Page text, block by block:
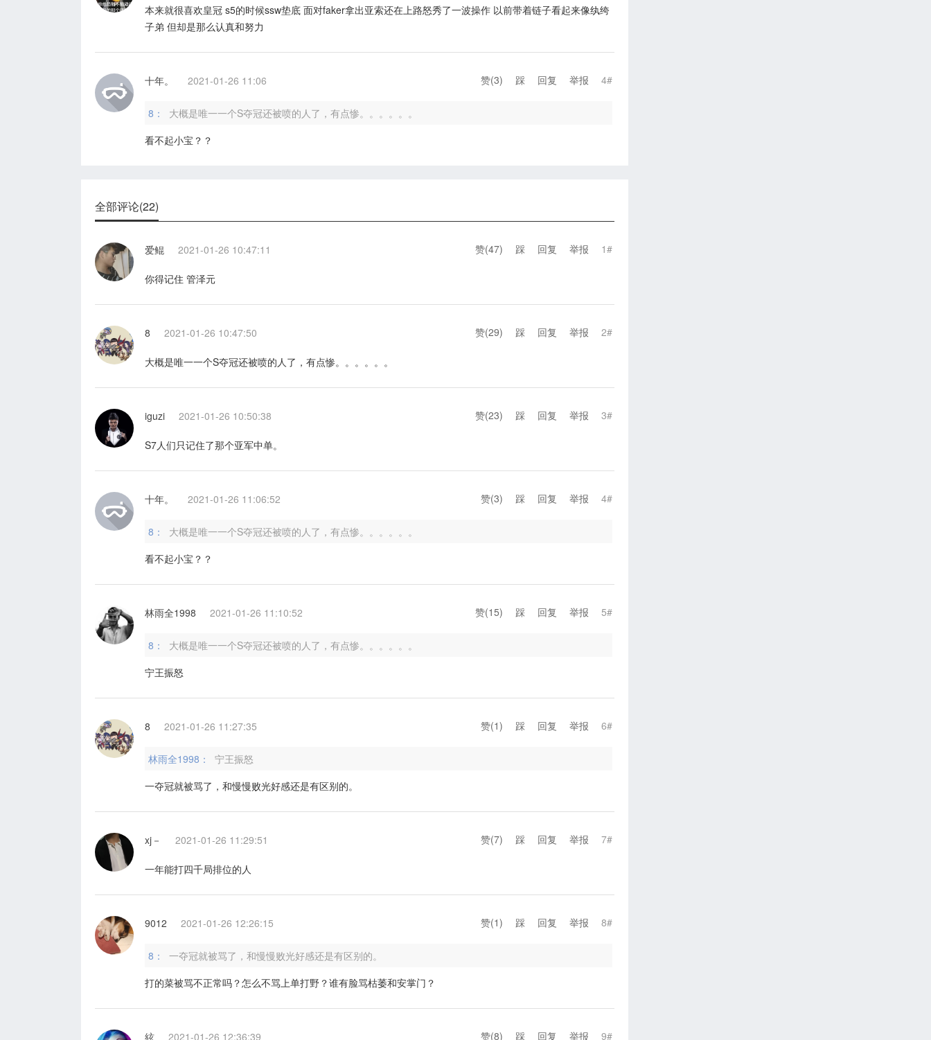
本来就很喜欢皇冠 s5的时候ssw垫底 面对faker拿出亚索还在上路怒秀了一波操作 以前带着链子看起来像纨绔
子弟 但却是那么认真和努力
十年。 2021-01-26 11:06 赞(3) 踩 回复 举报 4#
8：
大概是唯一一个S夺冠还被喷的人了，有点惨。。。。。。
看不起小宝？？
全部评论(22)
爱鲲 2021-01-26 10:47:11 赞(47) 踩 回复 举报 1#
你得记住 管泽元
8 2021-01-26 10:47:50 赞(29) 踩 回复 举报 2#
大概是唯一一个S夺冠还被喷的人了，有点惨。。。。。。
iguzi 2021-01-26 10:50:38 赞(23) 踩 回复 举报 3#
S7人们只记住了那个亚军中单。
十年。 2021-01-26 11:06:52 赞(3) 踩 回复 举报 4#
8：
大概是唯一一个S夺冠还被喷的人了，有点惨。。。。。。
看不起小宝？？
林雨全1998 2021-01-26 11:10:52 赞(15) 踩 回复 举报 5#
8：
大概是唯一一个S夺冠还被喷的人了，有点惨。。。。。。
宁王振怒
8 2021-01-26 11:27:35 赞(1) 踩 回复 举报 6#
林雨全1998：
宁王振怒
一夺冠就被骂了，和慢慢败光好感还是有区别的。
xj－ 2021-01-26 11:29:51 赞(7) 踩 回复 举报 7#
一年能打四千局排位的人
9012 2021-01-26 12:26:15 赞(1) 踩 回复 举报 8#
8：
一夺冠就被骂了，和慢慢败光好感还是有区别的。
打的菜被骂不正常吗？怎么不骂上单打野？谁有脸骂枯萎和安掌门？
絃 2021-01-26 12:36:39 赞(8) 踩 回复 举报 9#